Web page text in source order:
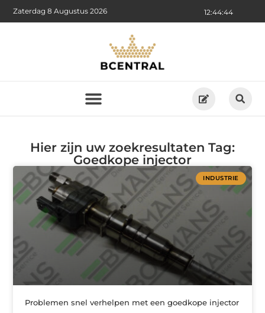
12:44:44
Zaterdag 8 Augustus 2026
Hier zijn uw zoekresultaten Tag:
Goedkope injector
INDUSTRIE
Problemen snel verhelpen met een goedkope injector